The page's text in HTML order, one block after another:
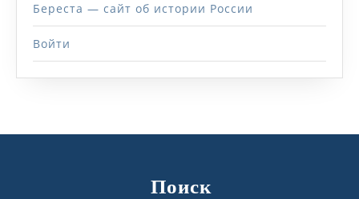
Береста — сайт об истории России
Войти
Поиск